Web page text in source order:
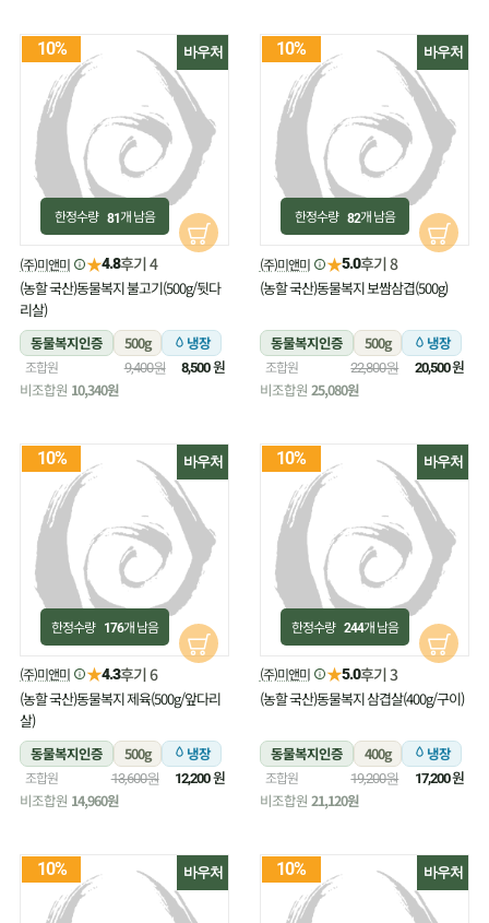
바우처
10%
한정수량 82개 남음
(주)미앤미 ★5.0후기 8
(농할 국산)동물복지 보쌈삼겹(500g)
동물복지인증 500g 냉장
조합원 22,800원 20,500원
비조합원 25,080원
바우처
10%
한정수량 81 개 남음
(주)미앤미 ★4.8후기 4
(농할 국산)동물복지 불고기(500g/뒷다
리살)
동물복지인증
500g 냉장
조합원 9,400원 8,500원
비조합원 10,340원
바우처
10%
한정수량 244개 남음
(주)미앤미 ★5.0후기 3
(농할 국산)동물복지 삼겹살(400g/구이)
동물복지인증 400g 냉장
조합원 19,200원 17,200원
비조합원 21,120원
바우처
10%
한정수량 176개 남음
(주)미앤미 ★4.3후기 6
(농할 국산)동물복지 제육(500g/앞다리
살)
동물복지인증
500g 냉장
조합원 13,600원 12,200원
비조합원 14,960원
바우처
10%
바우처
10%